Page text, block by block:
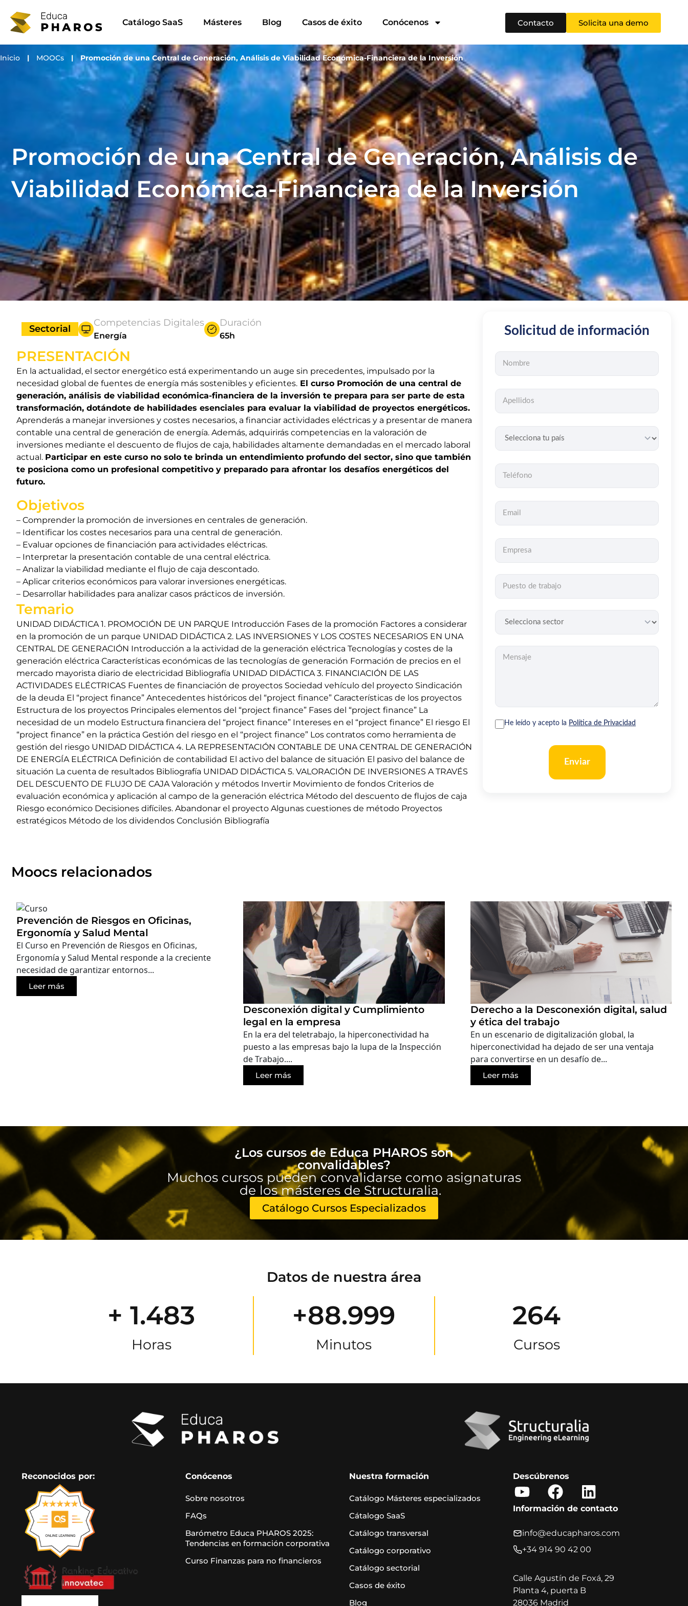
contenido
Catálogo SaaS Másteres Blog Casos de éxito Conócenos Contacto Solicita una demo
Inicio | MOOCs | Promoción de una Central de Generación, Análisis de Viabilidad Económica-Financiera de la Inversión
Promoción de una Central de Generación, Análisis de
Viabilidad Económica-Financiera de la Inversión
Sectorial
Competencias Digitales
Energía
Duración
65h
PRESENTACIÓN
En la actualidad, el sector energético está experimentando un auge sin precedentes, impulsado por la
necesidad global de fuentes de energía más sostenibles y eficientes. El curso Promoción de una central de
generación, análisis de viabilidad económica-financiera de la inversión te prepara para ser parte de esta
transformación, dotándote de habilidades esenciales para evaluar la viabilidad de proyectos energéticos.
Aprenderás a manejar inversiones y costes necesarios, a financiar actividades eléctricas y a presentar de manera
contable una central de generación de energía. Además, adquirirás competencias en la valoración de
inversiones mediante el descuento de flujos de caja, habilidades altamente demandadas en el mercado laboral
actual. Participar en este curso no solo te brinda un entendimiento profundo del sector, sino que también
te posiciona como un profesional competitivo y preparado para afrontar los desafíos energéticos del
futuro.
Objetivos
– Comprender la promoción de inversiones en centrales de generación.
– Identificar los costes necesarios para una central de generación.
– Evaluar opciones de financiación para actividades eléctricas.
– Interpretar la presentación contable de una central eléctrica.
– Analizar la viabilidad mediante el flujo de caja descontado.
– Aplicar criterios económicos para valorar inversiones energéticas.
– Desarrollar habilidades para analizar casos prácticos de inversión.
Temario
UNIDAD DIDÁCTICA 1. PROMOCIÓN DE UN PARQUE Introducción Fases de la promoción Factores a considerar
en la promoción de un parque UNIDAD DIDÁCTICA 2. LAS INVERSIONES Y LOS COSTES NECESARIOS EN UNA
CENTRAL DE GENERACIÓN Introducción a la actividad de la generación eléctrica Tecnologías y costes de la
generación eléctrica Características económicas de las tecnologías de generación Formación de precios en el
mercado mayorista diario de electricidad Bibliografía UNIDAD DIDÁCTICA 3. FINANCIACIÓN DE LAS
ACTIVIDADES ELÉCTRICAS Fuentes de financiación de proyectos Sociedad vehículo del proyecto Sindicación
de la deuda El “project finance” Antecedentes históricos del “project finance” Características de los proyectos
Estructura de los proyectos Principales elementos del “project finance” Fases del “project finance” La
necesidad de un modelo Estructura financiera del “project finance” Intereses en el “project finance” El riesgo El
“project finance” en la práctica Gestión del riesgo en el “project finance” Los contratos como herramienta de
gestión del riesgo UNIDAD DIDÁCTICA 4. LA REPRESENTACIÓN CONTABLE DE UNA CENTRAL DE GENERACIÓN
DE ENERGÍA ELÉCTRICA Definición de contabilidad El activo del balance de situación El pasivo del balance de
situación La cuenta de resultados Bibliografía UNIDAD DIDÁCTICA 5. VALORACIÓN DE INVERSIONES A TRAVÉS
DEL DESCUENTO DE FLUJO DE CAJA Valoración y métodos Invertir Movimiento de fondos Criterios de
evaluación económica y aplicación al campo de la generación eléctrica Método del descuento de flujos de caja
Riesgo económico Decisiones difíciles. Abandonar el proyecto Algunas cuestiones de método Proyectos
estratégicos Método de los dividendos Conclusión Bibliografía
Solicitud de información
He leído y acepto la Política de Privacidad
Enviar
Moocs relacionados
Prevención de Riesgos en Oficinas,
Ergonomía y Salud Mental
El Curso en Prevención de Riesgos en Oficinas,
Ergonomía y Salud Mental responde a la creciente
necesidad de garantizar entornos...
Leer más
Desconexión digital y Cumplimiento
legal en la empresa
En la era del teletrabajo, la hiperconectividad ha
puesto a las empresas bajo la lupa de la Inspección
de Trabajo....
Leer más
Derecho a la Desconexión digital, salud
y ética del trabajo
En un escenario de digitalización global, la
hiperconectividad ha dejado de ser una ventaja
para convertirse en un desafío de...
Leer más
¿Los cursos de Educa PHAROS son
convalidables?
Muchos cursos pueden convalidarse como asignaturas
de los másteres de Structuralia.
Catálogo Cursos Especializados
Datos de nuestra área
+ 1.483
Horas
+88.999
Minutos
264
Cursos
Reconocidos por: Conócenos
Sobre nosotros
FAQs
Barómetro Educa PHAROS 2025:
Tendencias en formación corporativa
Curso Finanzas para no financieros
Nuestra formación
Catálogo Másteres especializados
Cátalogo SaaS
Catálogo transversal
Catálogo corporativo
Catálogo sectorial
Casos de éxito
Blog
Descúbrenos
Y
o
t
u
e
F
a
e
b
o
k
L
i
k
e
i
Información de contacto
info@educapharos.com
+34 914 90 42 00
Calle Agustín de Foxá, 29
Planta 4, puerta B
28036 Madrid